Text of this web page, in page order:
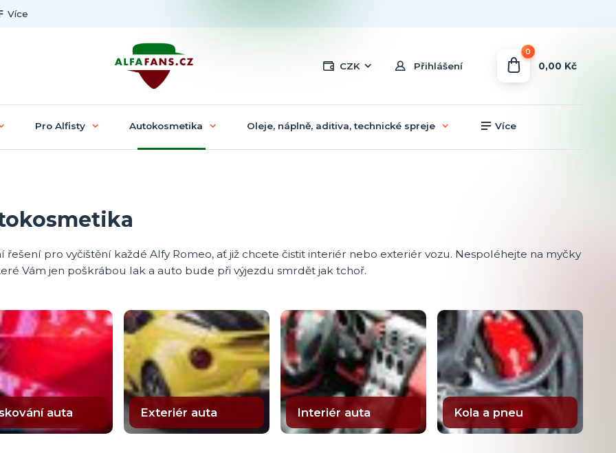
Více
CZK Přihlášení
0
0,00 Kč
Pro Alfisty Autokosmetika Oleje, náplně, aditiva, technické spreje Více
řešení pro vyčištění každé Alfy Romeo, ať již chcete čistit interiér nebo exteriér vozu. Nespoléhejte na myčky
Vám jen poškrábou lak a auto bude při výjezdu smrdět jak tchoř.
auta Exteriér auta Interiér auta Kola a pneu